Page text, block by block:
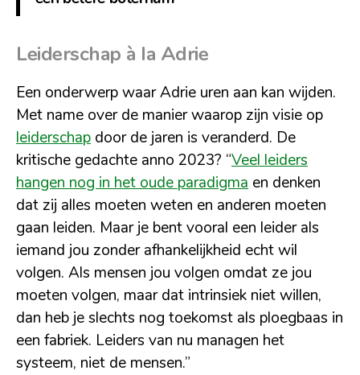
Leiderschap à la Adrie
Een onderwerp waar Adrie uren aan kan wijden.
Met name over de manier waarop zijn visie op
leiderschap door de jaren is veranderd. De
kritische gedachte anno 2023? “Veel leiders
hangen nog in het oude paradigma en denken
dat zij alles moeten weten en anderen moeten
gaan leiden. Maar je bent vooral een leider als
iemand jou zonder afhankelijkheid echt wil
volgen. Als mensen jou volgen omdat ze jou
moeten volgen, maar dat intrinsiek niet willen,
dan heb je slechts nog toekomst als ploegbaas in
een fabriek. Leiders van nu managen het
systeem, niet de mensen.”